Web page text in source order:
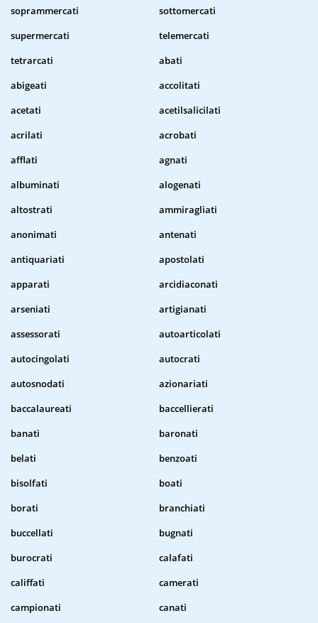
soprammercati
sottomercati
supermercati
telemercati
tetrarcati
abati
abigeati
accolitati
acetati
acetilsalicilati
acrilati
acrobati
afflati
agnati
albuminati
alogenati
altostrati
ammiragliati
anonimati
antenati
antiquariati
apostolati
apparati
arcidiaconati
arseniati
artigianati
assessorati
autoarticolati
autocingolati
autocrati
autosnodati
azionariati
baccalaureati
baccellierati
banati
baronati
belati
benzoati
bisolfati
boati
borati
branchiati
buccellati
bugnati
burocrati
calafati
califfati
camerati
campionati
canati